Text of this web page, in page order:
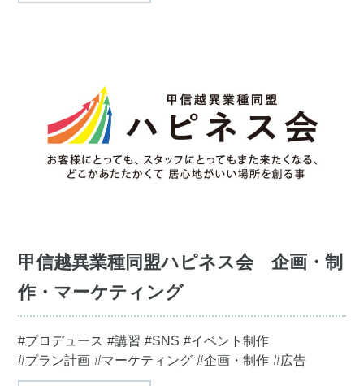
甲信越異業種同盟ハピネス会 企画・制
作・マーケティング
#プロデュース #講習 #SNS #イベント制作
#プラン計画 #マーケティング #企画・制作 #広告